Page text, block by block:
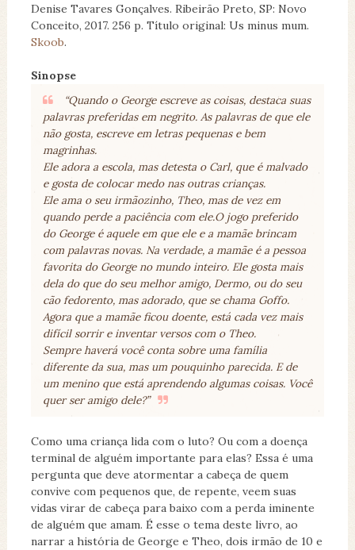
Denise Tavares Gonçalves. Ribeirão Preto, SP: Novo
Conceito, 2017. 256 p. Título original: Us minus mum.
Skoob.
Sinopse
“Quando o George escreve as coisas, destaca suas
palavras preferidas em negrito. As palavras de que ele
não gosta, escreve em letras pequenas e bem
magrinhas.
Ele adora a escola, mas detesta o Carl, que é malvado
e gosta de colocar medo nas outras crianças.
Ele ama o seu irmãozinho, Theo, mas de vez em
quando perde a paciência com ele.O jogo preferido
do George é aquele em que ele e a mamãe brincam
com palavras novas. Na verdade, a mamãe é a pessoa
favorita do George no mundo inteiro. Ele gosta mais
dela do que do seu melhor amigo, Dermo, ou do seu
cão fedorento, mas adorado, que se chama Goffo.
Agora que a mamãe ficou doente, está cada vez mais
difícil sorrir e inventar versos com o Theo.
Sempre haverá você conta sobre uma família
diferente da sua, mas um pouquinho parecida. E de
um menino que está aprendendo algumas coisas. Você
quer ser amigo dele?”
Como uma criança lida com o luto? Ou com a doença
terminal de alguém importante para elas? Essa é uma
pergunta que deve atormentar a cabeça de quem
convive com pequenos que, de repente, veem suas
vidas virar de cabeça para baixo com a perda iminente
de alguém que amam. É esse o tema deste livro, ao
narrar a história de George e Theo, dois irmão de 10 e